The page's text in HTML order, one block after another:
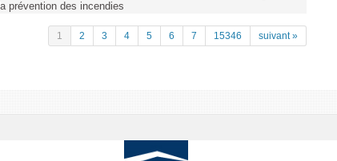
prévention des incendies
1 2 3 4 5 6 7 15346 suivant »